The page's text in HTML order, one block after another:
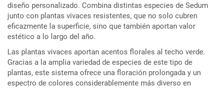
diseño personalizado. Combina distintas especies de Sedum
junto con plantas vivaces resistentes, que no solo cubren
eficazmente la superficie, sino que también aportan valor
estético a lo largo del año.
Las plantas vivaces aportan acentos florales al techo verde.
Gracias a la amplia variedad de especies de este tipo de
plantas, este sistema ofrece una floración prolongada y un
espectro de colores considerablemente más diverso en